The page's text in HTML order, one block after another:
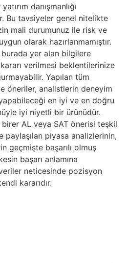
danışmanlığı
Bu tavsiyeler genel nitelikte
mali durumunuz ile risk ve
olarak hazırlanmamıştır.
yer alan bilgilere
kararı verilmesi beklentilerinize
Yapılan tüm
öneriler, analistlerin deneyim
en iyi ve en doğru
iyi niyetli bir ürünüdür.
AL veya SAT önerisi teşkil
paylaşılan piyasa analizlerinin,
geçmişte başarılı olmuş
başarı anlamına
neticesinde pozisyon
kararıdır.